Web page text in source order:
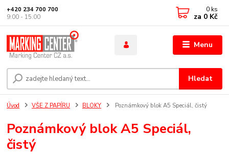
Menu
Hledat
+420 234 700 700
9:00 - 15:00
0 ks
za 0 Kč
Úvod VŠE Z PAPÍRU BLOKY Poznámkový blok A5 Speciál, čistý
Poznámkový blok A5 Speciál,
čistý